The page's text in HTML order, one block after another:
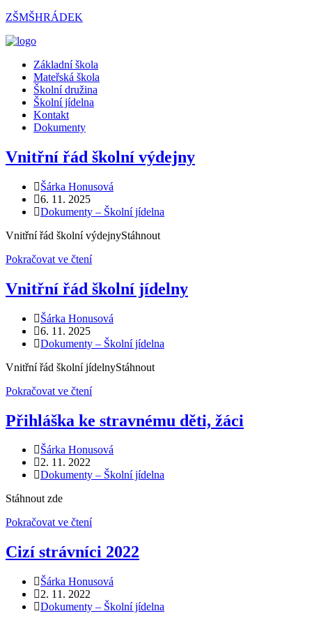
Přejít
obsahu
ZŠMŠHRÁDEK
Menu
Základní škola
Mateřská škola
Školní družina
Školní jídelna
Kontakt
Dokumenty
Vnitřní řád školní výdejny
Autor
příspěvku
Šárka Honusová
Příspěvek
byl
6. 11. 2025
Rubriky
Dokumenty – Školní jídelna
Vnitřní řád školní výdejnyStáhnout
Pokračovat ve čteníVnitřní
školní
výdejny
Vnitřní řád školní jídelny
Autor
příspěvku
Šárka Honusová
Příspěvek
byl
6. 11. 2025
Rubriky
Dokumenty – Školní jídelna
Vnitřní řád školní jídelnyStáhnout
Pokračovat ve čteníVnitřní
školní
jídelny
Přihláška ke stravnému děti, žáci
Autor
příspěvku
Šárka Honusová
Příspěvek
byl
2. 11. 2022
Rubriky
Dokumenty – Školní jídelna
Stáhnout zde
Pokračovat ve čteníPřihláška
stravnému
děti,
Cizí strávníci 2022
Autor
příspěvku
Šárka Honusová
Příspěvek
byl
2. 11. 2022
Rubriky
Dokumenty – Školní jídelna